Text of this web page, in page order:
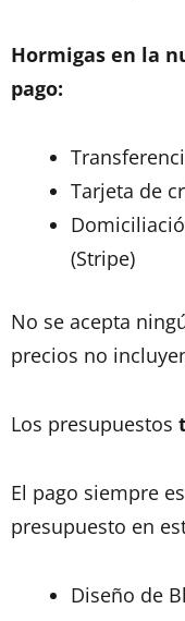
Hormigas en la
pago:
Tarjeta de
(Stripe)
No se acepta
precios no
Los presupuestos
El pago siempre
presupuesto en
Diseño de